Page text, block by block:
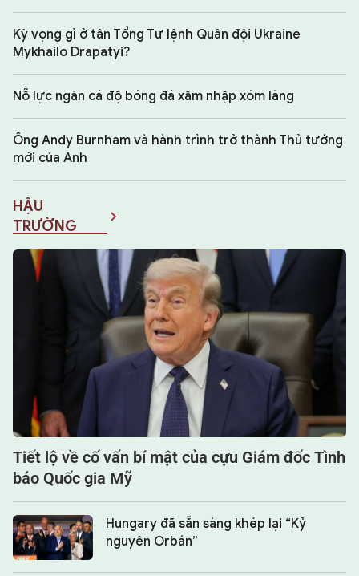
Kỳ vọng gì ở tân Tổng Tư lệnh Quân đội Ukraine
Mykhailo Drapatyi?
Nỗ lực ngăn cá độ bóng đá xâm nhập xóm làng
Ông Andy Burnham và hành trình trở thành Thủ tướng
mới của Anh
HẬU
TRƯỜNG
Tiết lộ về cố vấn bí mật của cựu Giám đốc Tình
báo Quốc gia Mỹ
Hungary đã sẵn sàng khép lại “Kỷ
nguyên Orbán”